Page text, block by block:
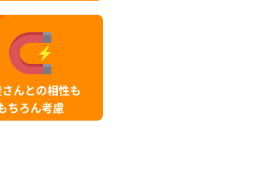
さんとの相性も
ちろん考慮